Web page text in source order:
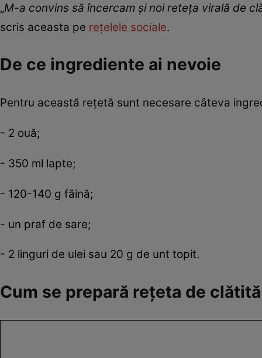
„M-a convins să încercam și noi reteța virală de
scris aceasta pe rețelele sociale.
De ce ingrediente ai nevoie
Pentru această rețetă sunt necesare câteva
- 2 ouă;
- 350 ml lapte;
- 120-140 g făină;
- un praf de sare;
- 2 linguri de ulei sau 20 g de unt topit.
Cum se prepară rețeta de